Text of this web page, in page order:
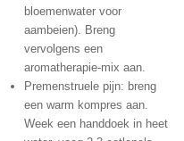
bloemenwater voor
aambeien). Breng
vervolgens een
aromatherapie-mix aan.
Premenstruele pijn: breng
een warm kompres aan.
Week een handdoek in heet